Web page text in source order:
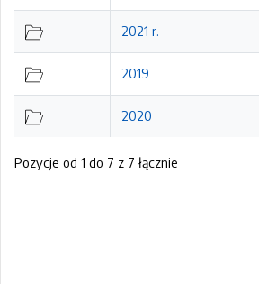
2021 r.
2019
2020
Pozycje od 1 do 7 z 7 łącznie